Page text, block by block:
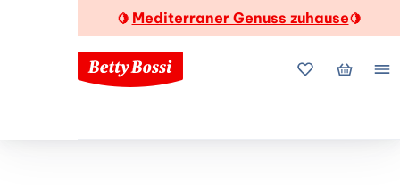
🍋 Mediterraner Genuss zuhause🍋
MeineMein